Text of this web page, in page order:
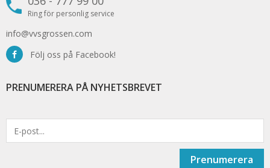
Ring för personlig service
info@vvsgrossen.com
Följ oss på Facebook!
PRENUMERERA PÅ NYHETSBREVET
Prenumerera